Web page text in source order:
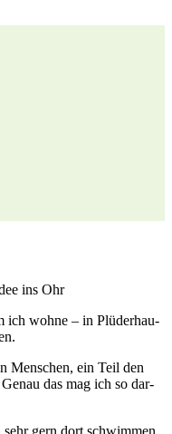
ins Ohr
ich woh­ne – in Plü­der­hau­
Men­schen, ein Teil den
das mag ich so dar­
gern dort schwim­men.